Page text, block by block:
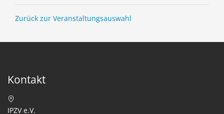
Zurück zur Veranstaltungsauswahl
Kontakt
IPZV e.V.